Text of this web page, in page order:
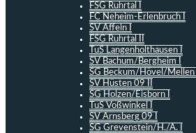
FSG Ruhrtal I
FC Neheim-Erlenbruch I
SV Affeln I
FSG Ruhrtal II
TuS Langenholthausen I
SV Bachum/Bergheim I
SG Beckum/Hövel/Mellen I
SV Hüsten 09 II
SG Holzen/Eisborn I
TuS Voßwinkel I
SV Arnsberg 09 I
SG Grevenstein/H./A. I